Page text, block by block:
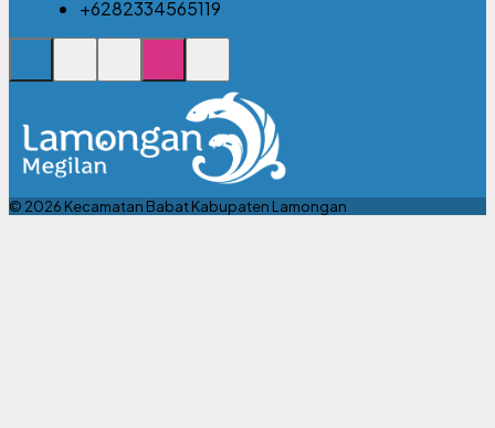
+6282334565119
© 2026 Kecamatan Babat Kabupaten Lamongan